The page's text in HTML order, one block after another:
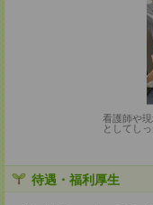
看護師や
としてし
待遇・福利厚生